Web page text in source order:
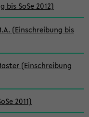
bis SoSe 2012)
(Einschreibung bis
(Einschreibung
2011)